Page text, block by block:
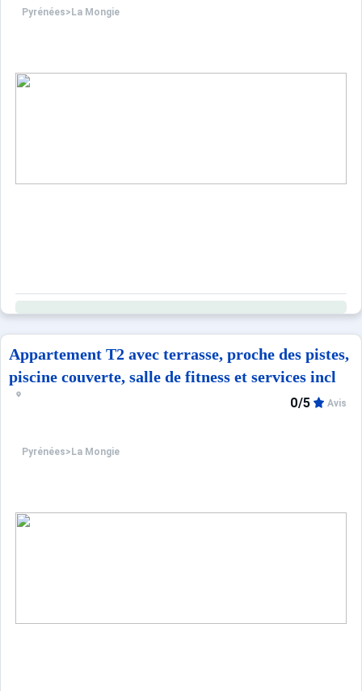
Pyrénées> La Mongie
Appartement T2 avec terrasse, proche des pistes,
piscine couverte, salle de fitness et services incl
Pyrénées> La Mongie
0/5 Avis